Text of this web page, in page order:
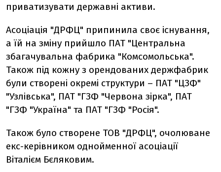
приватизувати державні активи.
Асоціація "ДРФЦ" припинила своє існування,
а їй на зміну прийшло ПАТ "Центральна
збагачувальна фабрика "Комсомольська".
Також під кожну з орендованих держфабрик
були створені окремі структури – ПАТ "ЦЗФ"
"Узлівська", ПАТ "ГЗФ "Червона зірка", ПАТ
"ГЗФ "Україна" та ПАТ "ГЗФ "Росія".
Також було створене ТОВ "ДРФЦ", очолюване
екс-керівником однойменної асоціації
Віталієм Бєляковим.